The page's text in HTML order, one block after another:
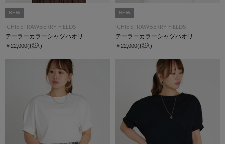
NEW
ICHIE STRAWBERRY-FIELDS
テーラーカラーシャツハオリ
￥22,000(税込)
NEW
ICHIE STRAWBERRY-FIELDS
テーラーカラーシャツハオリ
￥22,000(税込)